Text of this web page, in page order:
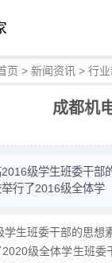
页 > 新闻资讯 > 行业
成都机
级学生班委干部
行了2016级全体学
学生班委干部的思想
级全体学生班